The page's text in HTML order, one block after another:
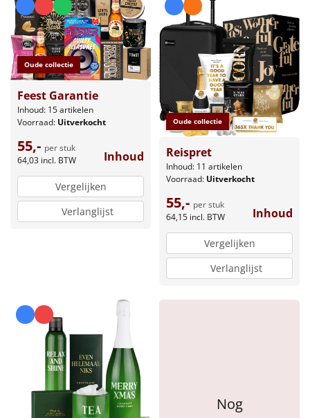
Oude collectie
Feest Garantie
Inhoud: 15 artikelen
Voorraad: Uitverkocht
55,- per stuk
64,03 incl. BTW Inhoud
Vergelijken
Verlanglijst
Oude collectie
Reispret
Inhoud: 11 artikelen
Voorraad: Uitverkocht
55,- per stuk
64,15 incl. BTW Inhoud
Vergelijken
Verlanglijst
Nog